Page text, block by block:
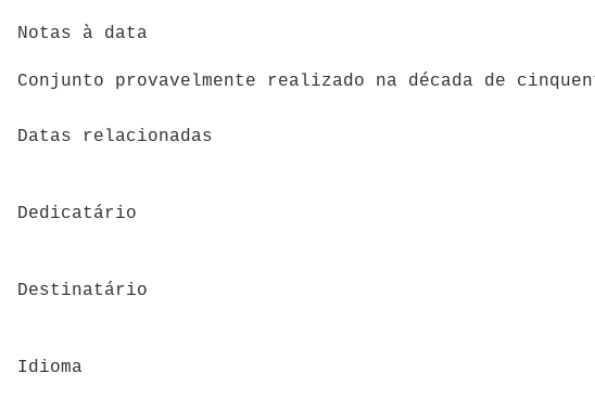
Notas à data
Conjunto provavelmente realizado na década de
Datas relacionadas
Dedicatário
Destinatário
Idioma